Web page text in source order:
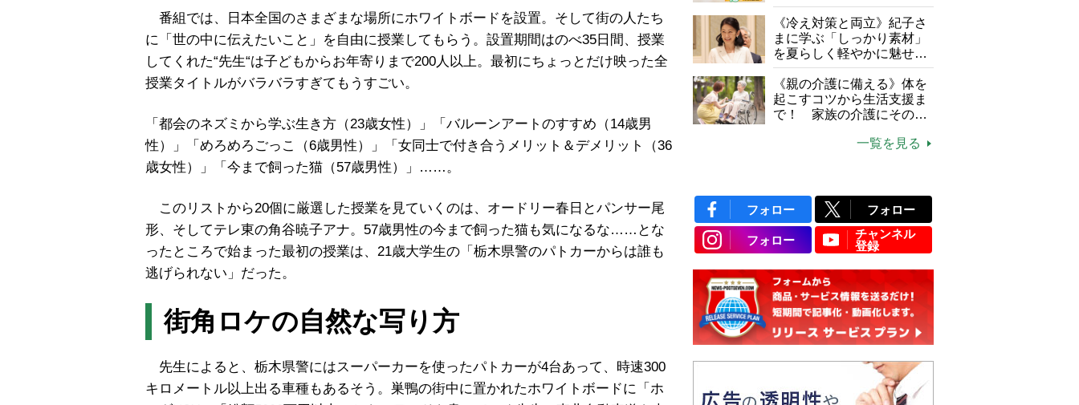
番組では、日本全国のさまざまな場所にホワイトボードを設置。そして街の人たち
に「世の中に伝えたいこと」を自由に授業してもらう。設置期間はのべ35 日間、授業
してくれた“先生“は子どもからお年寄りまで200人以上。最初にちょっとだけ映った全
授業タイトルがバラバラすぎてもうすごい。
「都会のネズミから学ぶ生き方（23歳女性）」「バルーンアートのすすめ（14歳男
性）」「めろめろごっこ（6歳男性）」「女同士で付き合うメリット＆デメリット（36
歳女性）」「今まで飼った猫（57歳男性）」 ……。
このリストから20個に厳選した授業を見ていくのは、オードリー春日とパンサー尾
形、そしてテレ東の角谷暁子アナ。 57歳男性の今まで飼った猫も気になるな…… とな
ったところで始まった最初の授業は、 21歳大学生の「栃木県警のパトカーからは誰も
逃げられない」だった。
街角ロケの自然な写り方
先生によると、栃木県警にはスーパーカーを使ったパトカーが4台あって、時速300
キロメートル以上出る車種もあるそう。巣鴨の街中に置かれたホワイトボードに「ホ
10年以上続くことも…3つ
のフェーズに分けて考えて
みよう」【社会福祉士解
説】
《冷え対策と両立》紀子さ
まに学ぶ「しっかり素材」
を夏らしく軽やかに魅せる
3つの着こなし法則
《親の介護に備える》体を
起こすコツから生活支援ま
で！ 家族の介護にそのま
一覧を見る
フォロー フォロー
フォロー
チャンネル
登録